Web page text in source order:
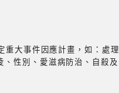
重大事件因應計畫，如：處理
、性別、愛滋病防治、自殺及